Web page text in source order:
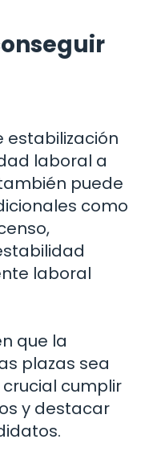
estabilización
laboral a
puede
como
laboral
que la
plazas sea
cumplir
y destacar